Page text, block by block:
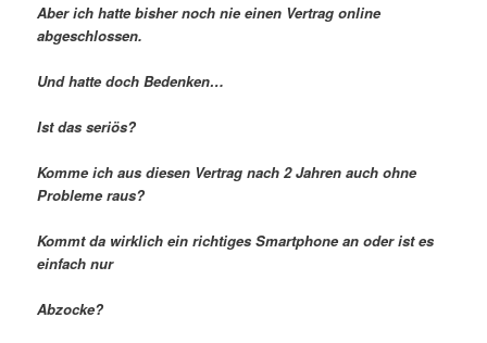
Aber ich hatte bisher noch nie einen Vertrag online
abgeschlossen.
Und hatte doch Bedenken…
Ist das seriös?
Komme ich aus diesen Vertrag nach 2 Jahren auch ohne
Probleme raus?
Kommt da wirklich ein richtiges Smartphone an oder ist es
einfach nur
Abzocke?